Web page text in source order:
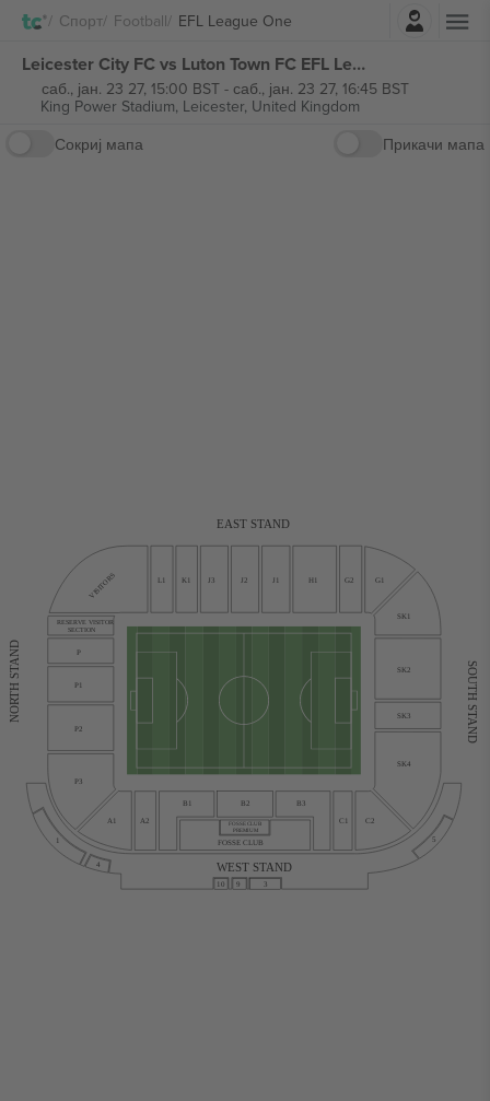
Спорт Football EFL League OneНајави се
Leicester City FC vs Luton Town FC EFL League One билети
саб., јан. 23 27, 15:00 BST- саб., јан. 23 27, 16:45 BST
King Power Stadium, Leicester, United Kingdom
Сокриј мапа
Прикачи мапа
FOSSE CLUB
FOSSE CLUB
PREMIUM
L1 K1 J3 J2 J1 H1 G2 G1
A1 A2
B1 B2 B3
C1 C2
3
4
5
9
10
WEST STAND
VISITORS
RESERVE VISITOR
SECTION
SK1
SK2
SK3
SK4
P
P1
P2
P3
SOUTH STAND
EAST STAND
NORTH STAND